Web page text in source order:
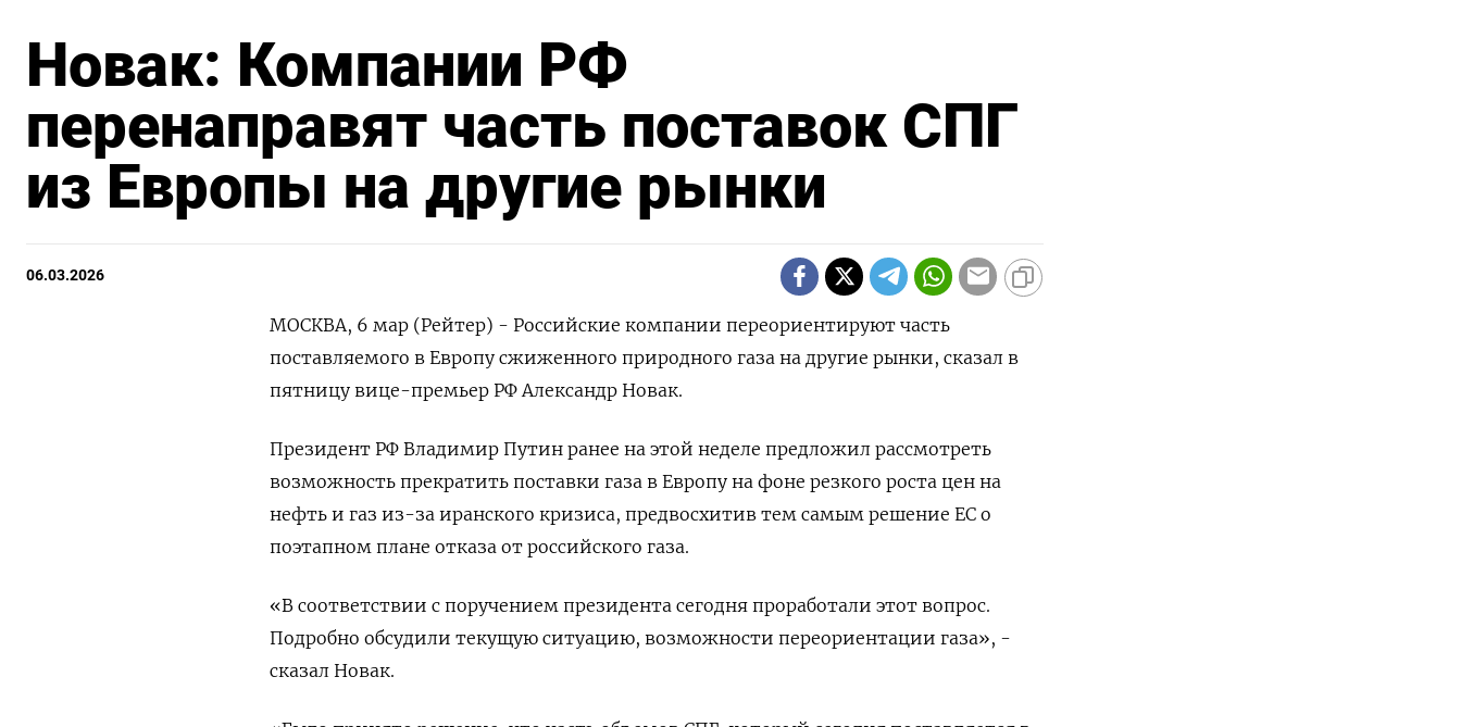
Новак: Компании РФ
перенаправят часть поставок СПГ
из Европы на другие рынки
06.03.2026
МОСКВА, 6 мар (Рейтер) - Российские компании переориентируют часть
поставляемого в Европу сжиженного природного газа ‌на другие рынки, сказал в
пятницу вице-премьер РФ Александр Новак.
Президент РФ Владимир Путин ​ранее ​на ​этой неделе предложил рассмотреть
⁠возможность прекратить поставки ‌газа в Европу ‌на фоне резкого роста цен на
нефть ​и газ из-за иранского ‌кризиса, предвосхитив тем самым решение ​ЕС о
поэтапном плане отказа ‌от российского газа.
«В соответствии с поручением президента сегодня проработали этот вопрос.
Подробно ​обсудили ​текущую ситуацию, ‌возможности переориентации газа», -
сказал Новак.